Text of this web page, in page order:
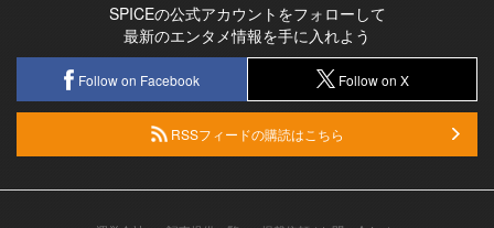
SPICEの公式アカウントをフォローして
最新のエンタメ情報を手に入れよう
Follow on Facebook Follow on X
RSSフィードの購読はこちら